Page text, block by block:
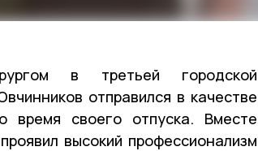
в третьей городской
отправился в качестве
время своего отпуска. Вместе
высокий профессионализм